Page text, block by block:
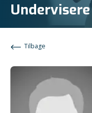
Undervisere
Tilbage